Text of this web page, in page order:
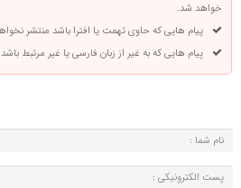
خواهد شد.
پیام هایی که حاوی تهمت یا افترا باشد منتشر
پیام هایی که به غیر از زبان فارسی یا غیر مرتبط